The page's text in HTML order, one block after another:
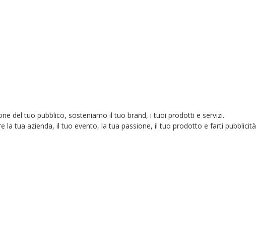
del tuo pubblico, sosteniamo il tuo brand, i tuoi prodotti e servizi.
la tua azienda, il tuo evento, la tua passione, il tuo prodotto e farti pubblicità